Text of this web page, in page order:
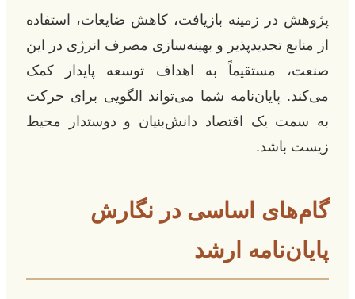
پژوهش در زمینه بازیافت، کاهش ضایعات، استفاده
از منابع تجدیدپذیر و بهینه‌سازی مصرف انرژی در این
صنعت، مستقیماً به اهداف توسعه پایدار کمک
می‌کند. پایان‌نامه شما می‌تواند الگویی برای حرکت
به سمت یک اقتصاد دانش‌بنیان و دوستدار محیط
زیست باشد.
گام‌های اساسی در نگارش
پایان‌نامه ارشد